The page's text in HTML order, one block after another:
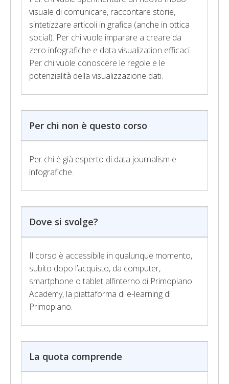
visuale di comunicare, raccontare storie,
sintetizzare articoli in grafica (anche in ottica
social). Per chi vuole imparare a creare da
zero infografiche e data visualization efficaci.
Per chi vuole conoscere le regole e le
potenzialità della visualizzazione dati.
Per chi non è questo corso
Per chi è già esperto di data journalism e
infografiche.
Dove si svolge?
Il corso è accessibile in qualunque momento,
subito dopo l’acquisto, da computer,
smartphone o tablet all’interno di Primopiano
Academy, la piattaforma di e-learning di
Primopiano.
La quota comprende